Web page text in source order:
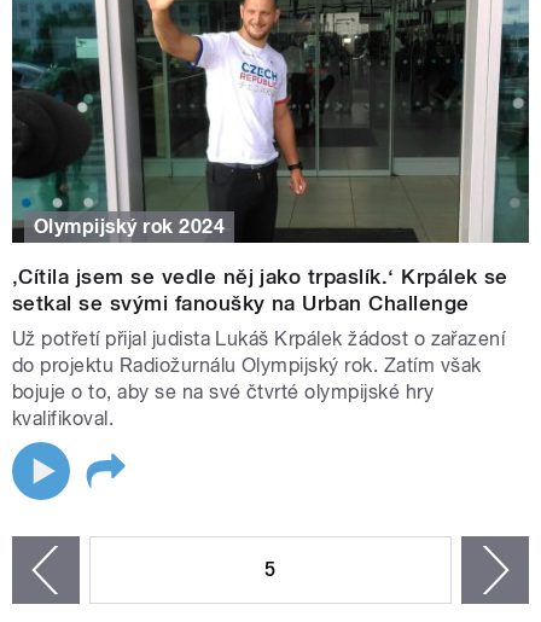
Olympijský rok 2024
‚Cítila jsem se vedle něj jako trpaslík.‘ Krpálek se
setkal se svými fanoušky na Urban Challenge
Už potřetí přijal judista Lukáš Krpálek žádost o zařazení
do projektu Radiožurnálu Olympijský rok. Zatím však
bojuje o to, aby se na své čtvrté olympijské hry
kvalifikoval.
5